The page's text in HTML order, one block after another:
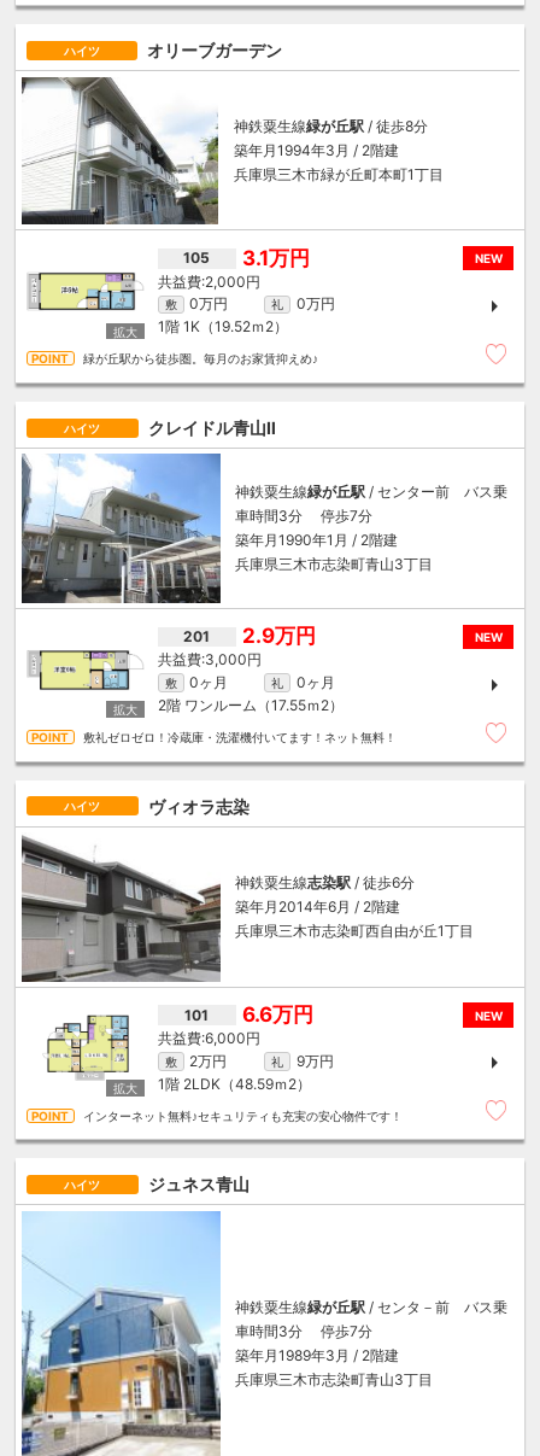
ハイツ オリーブガーデン
神鉄粟生線緑が丘駅/ 徒歩8分
築年月1994年3月 / 2階建
兵庫県三木市緑が丘町本町1丁目
NEW
105 3.1万円
2,000円
敷 0万円 礼
0万円
1階 1K（19.52ｍ 2）
緑が丘駅から徒歩圏。毎月のお家賃抑えめ♪
ハイツ クレイドル青山Ⅱ
神鉄粟生線緑が丘駅 / センター前 バス乗
車時間3分 停歩7分
築年月1990年1月 / 2階建
兵庫県三木市志染町青山3丁目
NEW
201 2.9万円
3,000円
敷 0ヶ月 礼
0ヶ月
2階 ワンルーム（17.55ｍ 2）
敷礼ゼロゼロ！冷蔵庫・洗濯機付いてます！ネット無料！
ハイツ ヴィオラ志染
神鉄粟生線志染駅 / 徒歩6分
築年月2014年6月 / 2階建
兵庫県三木市志染町西自由が丘1丁目
NEW
101 6.6万円
6,000円
敷 2万円 礼
9万円
1階 2LDK（48.59ｍ 2）
インターネット無料♪セキュリティも充実の安心物件です！
ハイツ ジュネス青山
神鉄粟生線緑が丘駅 / センタ－前 バス乗
車時間3分 停歩7分
築年月1989年3月 / 2階建
兵庫県三木市志染町青山3丁目